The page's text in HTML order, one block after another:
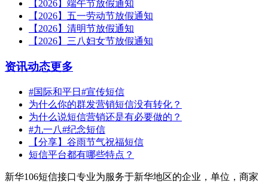
【2026】端午节放假通知
【2026】五一劳动节放假通知
【2026】清明节放假通知
【2026】三八妇女节放假通知
资讯动态更多
#国际和平日#宣传短信
为什么你的群发营销短信没有转化？
为什么说短信营销还是有必要做的？
#九一八#纪念短信
【分享】谷雨节气祝福短信
短信平台都有哪些特点？
新华106短信接口专业为服务于新华地区的企业，单位，商家